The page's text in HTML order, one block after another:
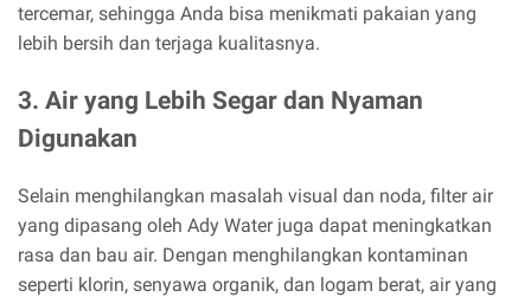
tercemar, sehingga Anda bisa menikmati pakaian yang
lebih bersih dan terjaga kualitasnya.
3. Air yang Lebih Segar dan Nyaman
Digunakan
Selain menghilangkan masalah visual dan noda, filter air
yang dipasang oleh Ady Water juga dapat meningkatkan
rasa dan bau air. Dengan menghilangkan kontaminan
seperti klorin, senyawa organik, dan logam berat, air yang